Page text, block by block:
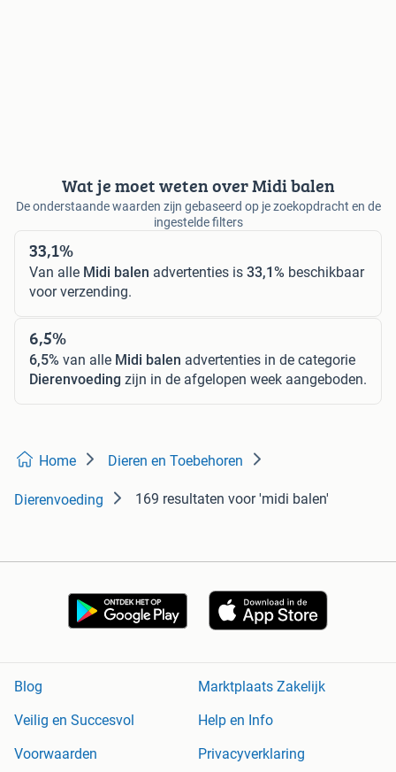
Wat je moet weten over Midi balen
De onderstaande waarden zijn gebaseerd op je zoekopdracht en de
ingestelde filters
33,1%
Van alle Midi balen advertenties is 33,1% beschikbaar
voor verzending.
6,5%
6,5% van alle Midi balen advertenties in de categorie
Dierenvoeding zijn in de afgelopen week aangeboden.
Home Dieren en Toebehoren
Dierenvoeding 169 resultaten voor 'midi balen'
Blog
Marktplaats Zakelijk
Veilig en Succesvol
Help en Info
Voorwaarden
Privacyverklaring